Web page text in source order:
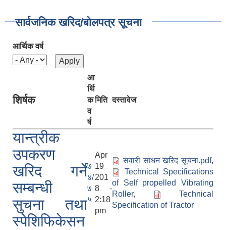
सार्वजनिक खरिद/बोलपत्र सूचना
आर्थिक वर्ष
शिर्षक
आ
र्थि
क
व
र्ष
मिति दस्तावेज
यान्त्रीक
उपकरण
खरिद गर्ने
सम्बन्धी
सुचना तथा
स्पेशिफिकेसन
७
४/
७
५
Apr
19
201
8 -
2:18
pm
सवारी साधन खरिद सूचना.pdf,
Technical Specifications
of Self propelled Vibrating
Roller,
Technical
Specification of Tractor